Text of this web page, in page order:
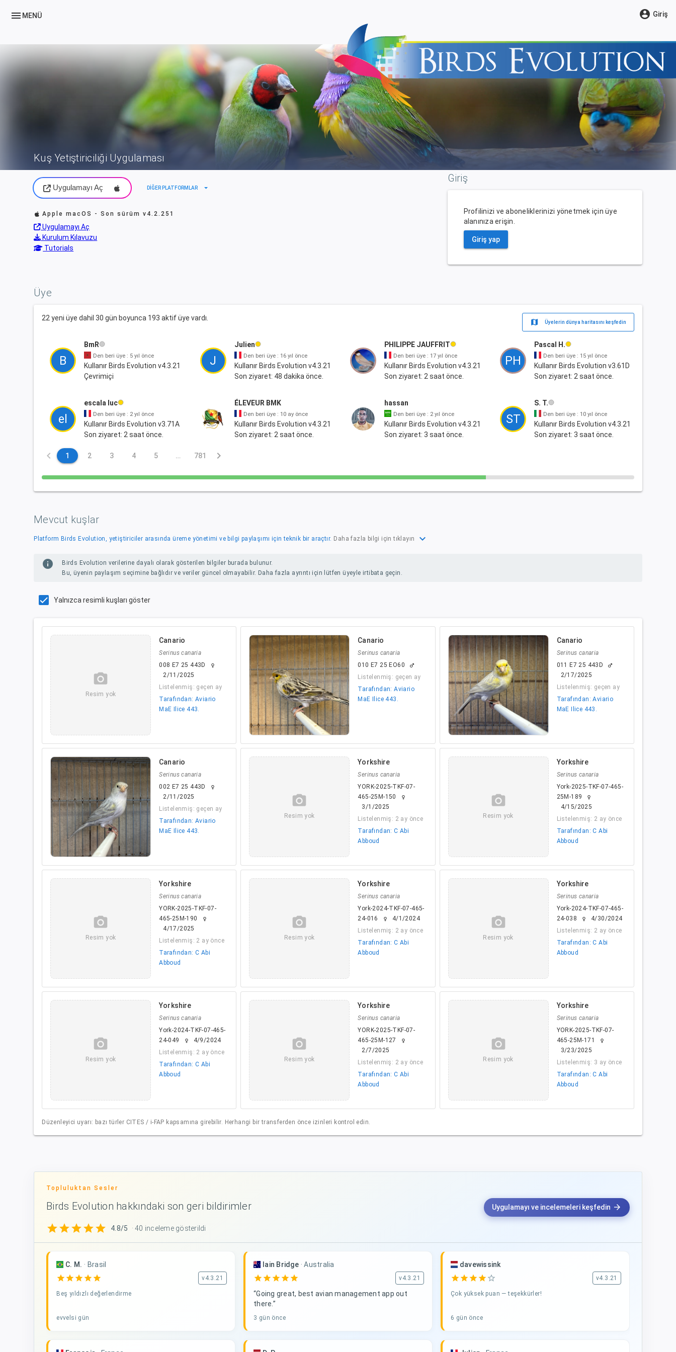
menu MENÜ account_circle Giriş
Kuş Yetiştiriciliği Uygulaması
Uygulamayı Aç DIĞER PLATFORMLAR arrow_drop_down
Apple macOS - Son sürümv4.2.251
Uygulamayı Aç
Kurulum Kılavuzu
Tutorials
Giriş
Profilinizi ve aboneliklerinizi yönetmek için üye
alanınıza erişin.
Giriş yap
Üye
22 yeni üye dahil 30 gün boyunca 193 aktif üye vardı. map Üyelerin dünya haritasını keşfedin
B
BmR
Den beri üye : 5 yıl önce
Kullanır Birds Evolution v4.3.21
Çevrimiçi
J
Julien
Den beri üye : 16 yıl önce
Kullanır Birds Evolution v4.3.21
Son ziyaret: 48 dakika önce.
PHILIPPE JAUFFRIT
Den beri üye : 17 yıl önce
Kullanır Birds Evolution v4.3.21
Son ziyaret: 2 saat önce.
PH
Pascal H.
Den beri üye : 15 yıl önce
Kullanır Birds Evolution v3.61D
Son ziyaret: 2 saat önce.
el
escala luc
Den beri üye : 2 yıl önce
Kullanır Birds Evolution v3.71A
Son ziyaret: 2 saat önce.
ÉLEVEUR BMK
Den beri üye : 10 ay önce
Kullanır Birds Evolution v4.3.21
Son ziyaret: 2 saat önce.
hassan
Den beri üye : 2 yıl önce
Kullanır Birds Evolution v4.3.21
Son ziyaret: 3 saat önce.
ST
S. T.
Den beri üye : 10 yıl önce
Kullanır Birds Evolution v4.3.21
Son ziyaret: 3 saat önce.
keyboard_arrow_left 1 2 3 4 5 … 781 keyboard_arrow_right
Mevcut kuşlar
Platform Birds Evolution, yetiştiriciler arasında üreme yönetimi ve bilgi paylaşımı için teknik bir araçtır. Daha fazla bilgi için tıklayın expand_more
info
Birds Evolution verilerine dayalı olarak gösterilen bilgiler burada bulunur.
Bu, üyenin paylaşım seçimine bağlıdır ve veriler güncel olmayabilir. Daha fazla ayrıntı için lütfen üyeyle irtibata geçin.
Yalnızca resimli kuşları göster
camera_alt
Resim yok
Canario
Serinus canaria
008 E7 25 443D
female
2/11/2025
Listelenmiş: geçen ay
Tarafından: Aviario
MaE Ilice 443.
Canario
Serinus canaria
010 E7 25 EO60
male
Listelenmiş: geçen ay
Tarafından: Aviario
MaE Ilice 443.
Canario
Serinus canaria
011 E7 25 443D
male
2/17/2025
Listelenmiş: geçen ay
Tarafından: Aviario
MaE Ilice 443.
Canario
Serinus canaria
002 E7 25 443D
female
2/11/2025
Listelenmiş: geçen ay
Tarafından: Aviario
MaE Ilice 443.
camera_alt
Resim yok
Yorkshire
Serinus canaria
YORK-2025-TKF-07-
465-25M-150
female
3/1/2025
Listelenmiş: 2 ay önce
Tarafından: C Abi
Abboud
camera_alt
Resim yok
Yorkshire
Serinus canaria
York-2025-TKF-07-465-
25M-189
female
4/15/2025
Listelenmiş: 2 ay önce
Tarafından: C Abi
Abboud
camera_alt
Resim yok
Yorkshire
Serinus canaria
YORK-2025-TKF-07-
465-25M-190
female
4/17/2025
Listelenmiş: 2 ay önce
Tarafından: C Abi
Abboud
camera_alt
Resim yok
Yorkshire
Serinus canaria
York-2024-TKF-07-465-
24-016
female
4/1/2024
Listelenmiş: 2 ay önce
Tarafından: C Abi
Abboud
camera_alt
Resim yok
Yorkshire
Serinus canaria
York-2024-TKF-07-465-
24-038
female
4/30/2024
Listelenmiş: 2 ay önce
Tarafından: C Abi
Abboud
camera_alt
Resim yok
Yorkshire
Serinus canaria
York-2024-TKF-07-465-
24-049
female
4/9/2024
Listelenmiş: 2 ay önce
Tarafından: C Abi
Abboud
camera_alt
Resim yok
Yorkshire
Serinus canaria
YORK-2025-TKF-07-
465-25M-127
female
2/7/2025
Listelenmiş: 2 ay önce
Tarafından: C Abi
Abboud
camera_alt
Resim yok
Yorkshire
Serinus canaria
YORK-2025-TKF-07-
465-25M-171
female
3/23/2025
Listelenmiş: 3 ay önce
Tarafından: C Abi
Abboud
Düzenleyici uyarı: bazı türler CITES / i-FAP kapsamına girebilir. Herhangi bir transferden önce izinleri kontrol edin.
Topluluktan Sesler
Birds Evolution hakkındaki son geri bildirimler
starstarstarstarstar 4.8/5 · 40 inceleme gösterildi
Uygulamayı ve incelemeleri keşfedin arrow_forward
C. M. · Brasil
star star star star star v4.3.21
Beş yıldızlı değerlendirme
evvelsi gün
Iain Bridge ·Australia
star star star star star v4.3.21
“Going great, best avian management app out
there.”
3 gün önce
davewissink
star star star star star_border v4.3.21
Çok yüksek puan — teşekkürler!
6 gün önce